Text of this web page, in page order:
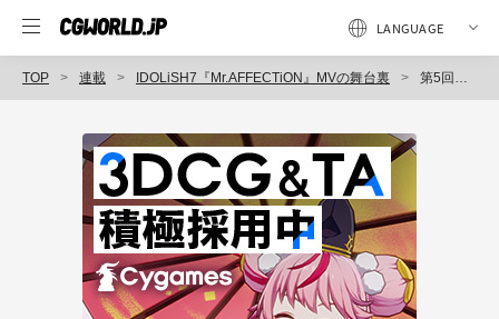
TOP 連載 IDOLiSH7『Mr.AFFECTiON』MVの舞台裏 第5回：コンテンポラリーダンスを採り入れた異色の振り付け